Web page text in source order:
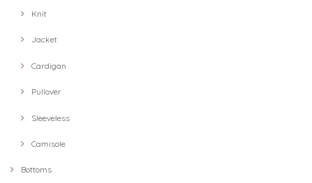
Knit
Jacket
Cardigan
Pullover
Sleeveless
Camisole
Bottoms